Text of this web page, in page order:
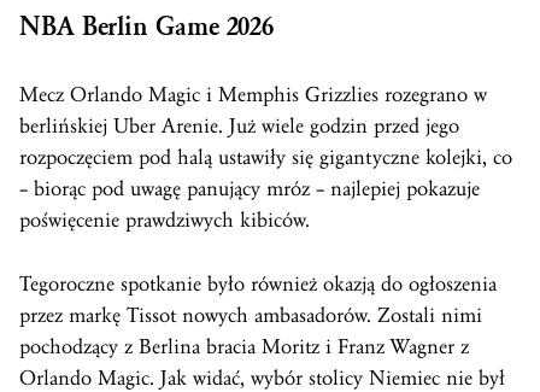
NBA Berlin Game 2026
Mecz Orlando Magic i Memphis Grizzlies rozegrano w
berlińskiej Uber Arenie. Już wiele godzin przed jego
rozpoczęciem pod halą ustawiły się gigantyczne kolejki, co
– biorąc pod uwagę panujący mróz – najlepiej pokazuje
poświęcenie prawdziwych kibiców.
Tegoroczne spotkanie było również okazją do ogłoszenia
przez markę Tissot nowych ambasadorów. Zostali nimi
pochodzący z Berlina bracia Moritz i Franz Wagner z
Orlando Magic. Jak widać, wybór stolicy Niemiec nie był